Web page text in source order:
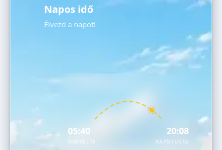
Napos idő
Élvezd a napot!
05:40 20:08
NAPNYUGTA